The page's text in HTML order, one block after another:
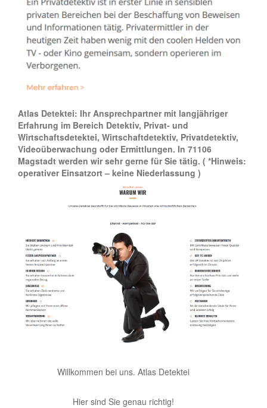
Atlas Detektei: Ihr Ansprechpartner mit langjähriger
Erfahrung im Bereich Detektiv, Privat- und
Wirtschaftsdetektei, Wirtschaftdetektiv, Privatdetektiv,
Videoüberwachung oder Ermittlungen. In 71106
Magstadt werden wir sehr gerne für Sie tätig. ( *Hinweis:
operativer Einsatzort – keine Niederlassung )
Willkommen bei uns. Atlas Detektei
Hier sind Sie genau richtig!